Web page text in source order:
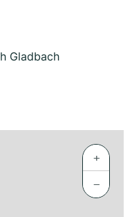
Gladbach
+
−